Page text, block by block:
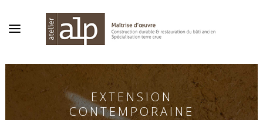
EXTENSION
CONTEMPORAINE